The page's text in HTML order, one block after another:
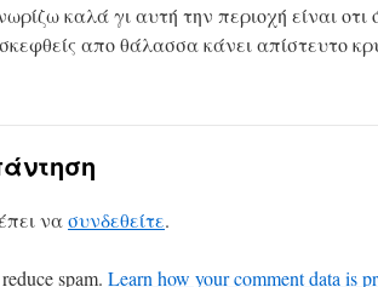
καλά γι αυτή την περιοχή είναι
απο θάλασσα κάνει απίστευτο
νασυνδεθείτε.
spam. Learn how your comment data is